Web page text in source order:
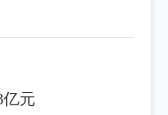
亿元